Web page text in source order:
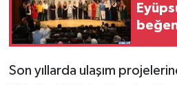
Son yıllarda ulaşım